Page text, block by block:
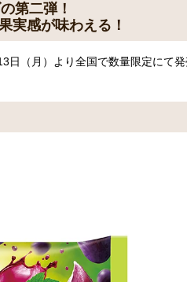
第二弾！
実感が味わえる！
日（月）より全国で数量限定にて発